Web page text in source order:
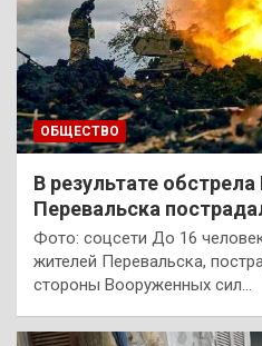
ОБЩЕСТВО
В результате
Перевальска
Фото: соцсети До 16
жителей Перевальска,
стороны Вооруженных сил…